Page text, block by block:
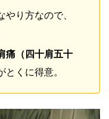
り方なので、
痛（四十肩五十
とくに得意。